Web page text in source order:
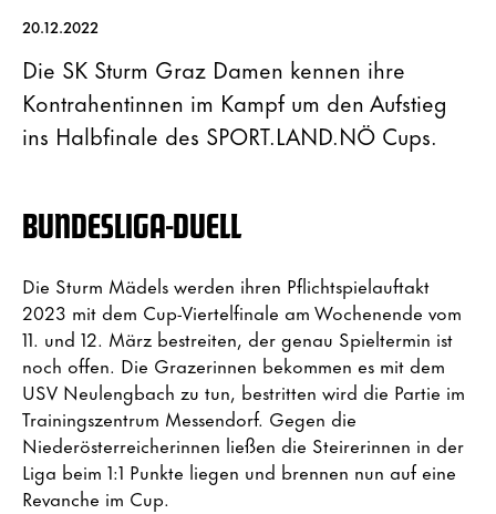
20.12.2022
Die SK Sturm Graz Damen kennen ihre
Kontrahentinnen im Kampf um den Aufstieg
ins Halbfinale des SPORT.LAND.NÖ Cups.
BUNDESLIGA-DUELL
Die Sturm Mädels werden ihren Pflichtspielauftakt
2023 mit dem Cup-Viertelfinale am Wochenende vom
11. und 12. März bestreiten, der genau Spieltermin ist
noch offen. Die Grazerinnen bekommen es mit dem
USV Neulengbach zu tun, bestritten wird die Partie im
Trainingszentrum Messendorf. Gegen die
Niederösterreicherinnen ließen die Steirerinnen in der
Liga beim 1:1 Punkte liegen und brennen nun auf eine
Revanche im Cup.